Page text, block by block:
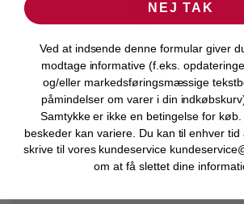
NEJ TAK
Ved at indsende denne formular giver
modtage informative (f.eks.
og/eller markedsføringsmæssige
påmindelser om varer i din
Samtykke er ikke en betingelse for
beskeder kan variere. Du kan til enhver
skrive til vores kundeservice
om at få slettet dine